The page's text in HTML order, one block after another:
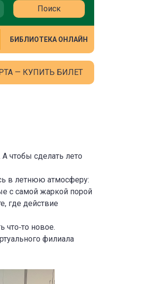
БИБЛИОТЕКА ОНЛАЙН
— КУПИТЬ БИЛЕТ
чтобы сделать лето
в летнюю атмосферу:
с самой жаркой порой
где действие
новое.
филиала